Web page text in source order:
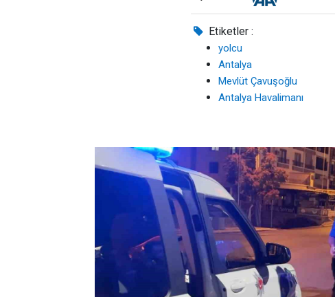
Etiketler :
yolcu
Antalya
Mevlüt Çavuşoğlu
Antalya Havalimanı